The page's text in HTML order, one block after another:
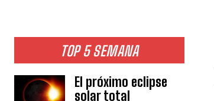
TOP 5 SEMANA
El próximo eclipse
solar total